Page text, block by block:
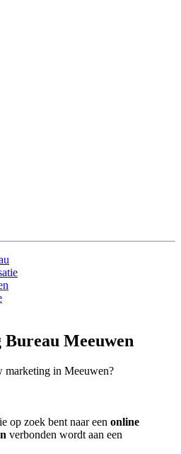
Meeuwen
marketing in Meeuwen?
op zoek bent naar een online
verbonden wordt aan een